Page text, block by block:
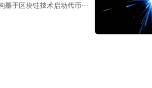
基于区块链技术启动代币化